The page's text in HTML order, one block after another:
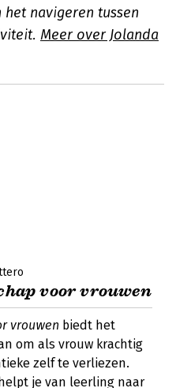
navigeren tussen
Meer over Jolanda
voor vrouwen
vrouwen biedt het
om als vrouw krachtig
zelf te verliezen.
je van leerling naar